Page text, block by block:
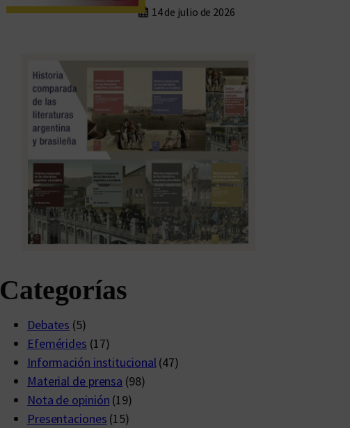
14 de julio de 2026
Categorías
Debates (5)
Efemérides (17)
Información institucional(47)
Material de prensa (98)
Nota de opinión (19)
Presentaciones (15)